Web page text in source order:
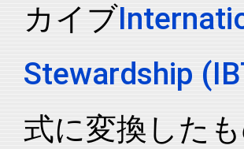
2025254N14262 2025 73
2025254N14262 2025 73
2025254N14262 2025 73
カイブ
Stewardship
式に変換した